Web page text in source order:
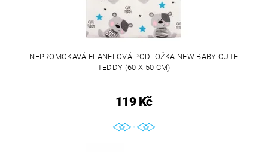
NEPROMOKAVÁ FLANELOVÁ PODLOŽKA NEW BABY CUTE
TEDDY (60 X 50 CM)
119 Kč